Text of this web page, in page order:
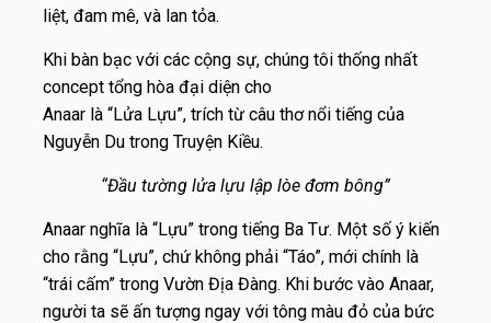
liệt, đam mê, và lan tỏa.
Khi bàn bạc với các cộng sự, chúng tôi thống nhất
concept tổng hòa đại diện cho
Anaar là “Lửa Lựu”, trích từ câu thơ nổi tiếng của
Nguyễn Du trong Truyện Kiều.
“Đầu tường lửa lựu lập lòe đơm bông”
Anaar nghĩa là “Lựu” trong tiếng Ba Tư. Một số ý kiến
cho rằng “Lựu”, chứ không phải “Táo”, mới chính là
“trái cấm” trong Vườn Địa Đàng. Khi bước vào Anaar,
người ta sẽ ấn tượng ngay với tông màu đỏ của bức